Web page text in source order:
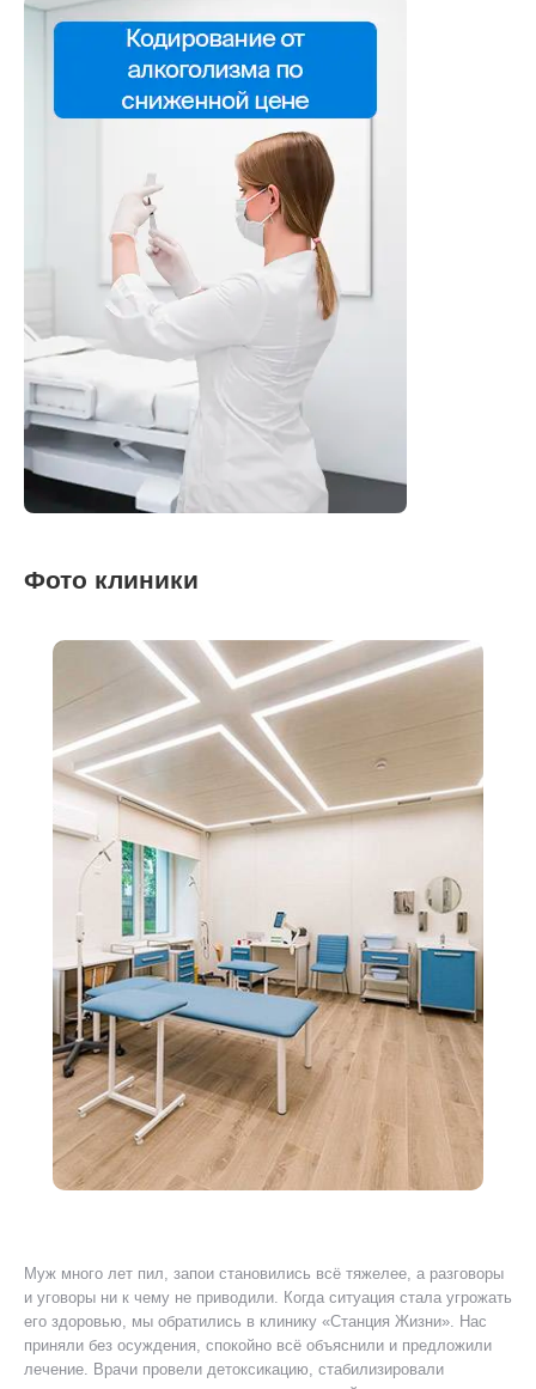
Фото клиники
Муж много лет пил, запои становились всё тяжелее, а разговоры
и уговоры ни к чему не приводили. Когда ситуация стала угрожать
его здоровью, мы обратились в клинику «Станция Жизни». Нас
приняли без осуждения, спокойно всё объяснили и предложили
лечение. Врачи провели детоксикацию, стабилизировали